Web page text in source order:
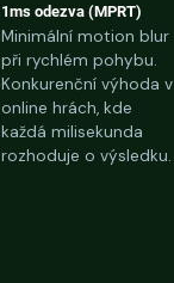
1ms odezva (MPRT)
Minimální motion blur
při rychlém pohybu.
Konkurenční výhoda v
online hrách, kde
každá milisekunda
rozhoduje o výsledku.